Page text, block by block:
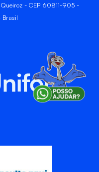
Queiroz - CEP 60811-905 -
Brasil